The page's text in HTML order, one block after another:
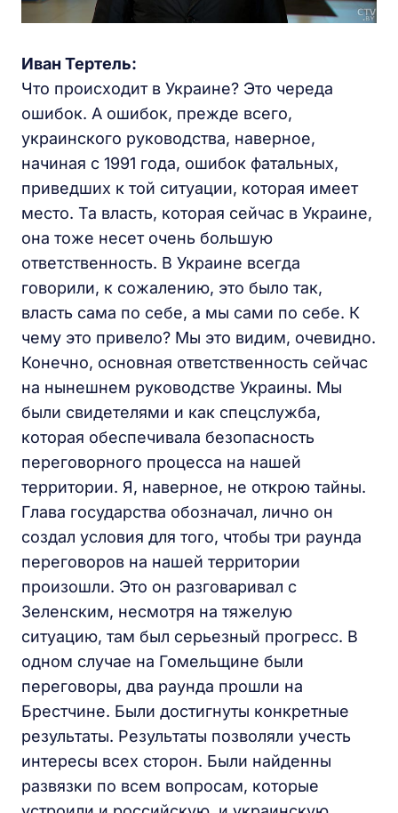
Иван Тертель:
Что происходит в Украине? Это череда
ошибок. А ошибок, прежде всего,
украинского руководства, наверное,
начиная с 1991 года, ошибок фатальных,
приведших к той ситуации, которая имеет
место. Та власть, которая сейчас в Украине,
она тоже несет очень большую
ответственность. В Украине всегда
говорили, к сожалению, это было так,
власть сама по себе, а мы сами по себе. К
чему это привело? Мы это видим, очевидно.
Конечно, основная ответственность сейчас
на нынешнем руководстве Украины. Мы
были свидетелями и как спецслужба,
которая обеспечивала безопасность
переговорного процесса на нашей
территории. Я, наверное, не открою тайны.
Глава государства обозначал, лично он
создал условия для того, чтобы три раунда
переговоров на нашей территории
произошли. Это он разговаривал с
Зеленским, несмотря на тяжелую
ситуацию, там был серьезный прогресс. В
одном случае на Гомельщине были
переговоры, два раунда прошли на
Брестчине. Были достигнуты конкретные
результаты. Результаты позволяли учесть
интересы всех сторон. Были найденны
развязки по всем вопросам, которые